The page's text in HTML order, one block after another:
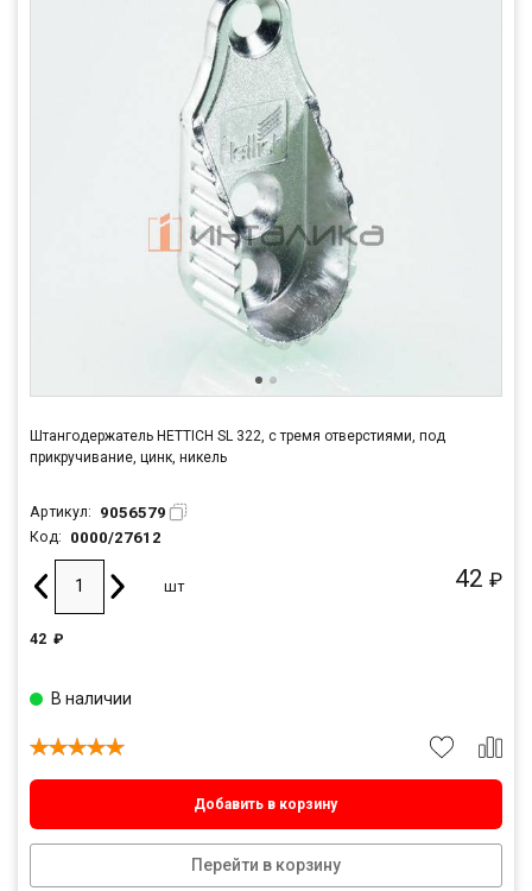
Штангодержатель HETTICH SL 322, с тремя отверстиями, под
прикручивание, цинк, никель
Артикул: 9056579
Код: 0000/27612
42 ₽
шт
42 ₽
Добавить в корзину
Перейти в корзину
В наличии